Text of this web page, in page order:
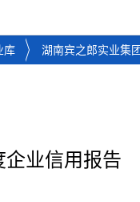
库 湖南宾之郎实业集
企业信用报告